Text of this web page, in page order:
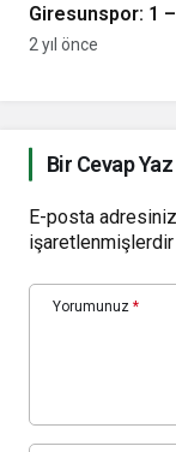
Giresunspor: 1
Aksarayspor: 2
2 yıl önce
Bir Cevap Yaz
E-posta
işaretlenmişlerdir
Yorumunuz *